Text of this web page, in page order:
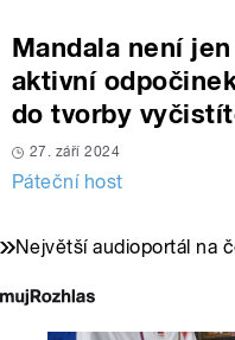
Mandala není
aktivní
do tvorby
27. září 2024
Páteční host
Největší audioportál na